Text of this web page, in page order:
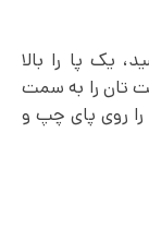
یک پا را بالا
تان را به سمت
را روی پای چپ و